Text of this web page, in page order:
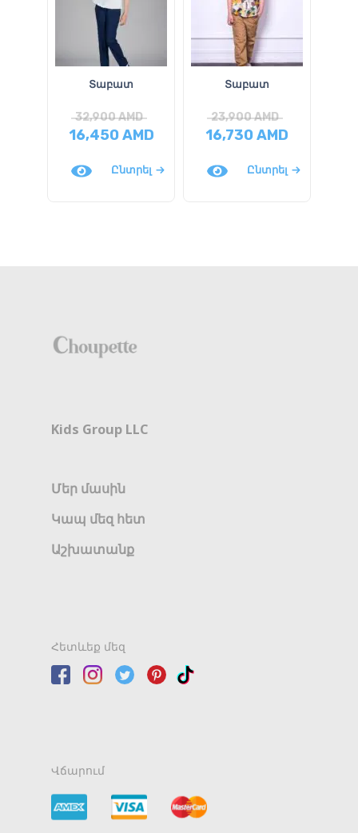
Տաբատ
32,900AMD
16,450AMD
Ընտրել
Տաբատ
23,900AMD
16,730AMD
Ընտրել
Kids Group LLC
Մեր մասին
Կապ մեզ հետ
Աշխատանք
Հետևեք մեզ
Վճարում